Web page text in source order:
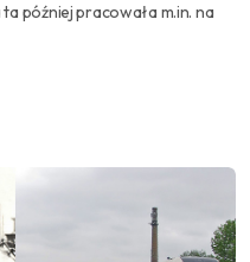
później pracowała m.in. na